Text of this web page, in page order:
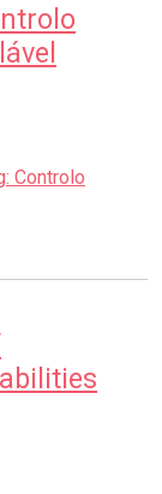
Controlo